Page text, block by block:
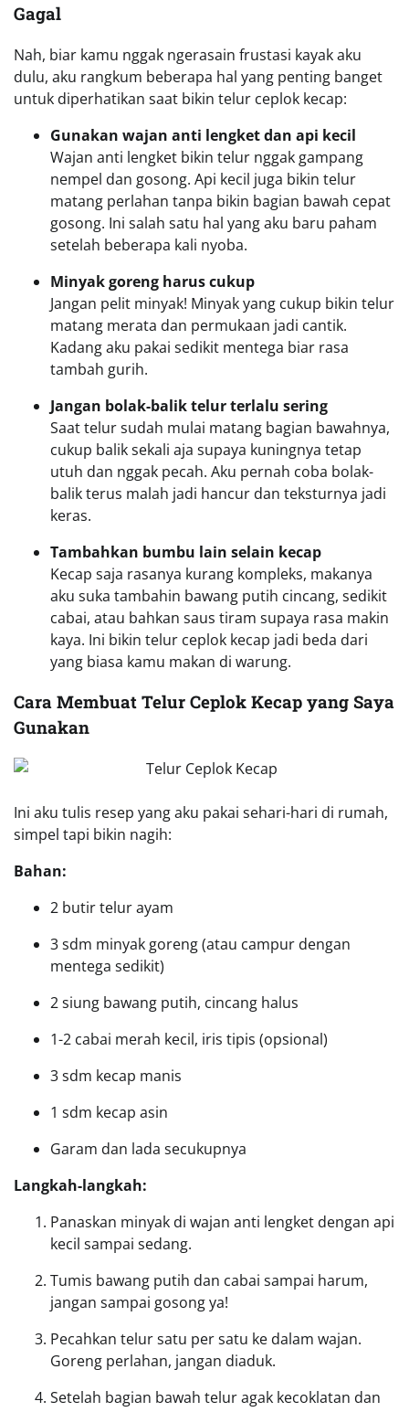
Gagal
Nah, biar kamu nggak ngerasain frustasi kayak aku
dulu, aku rangkum beberapa hal yang penting banget
untuk diperhatikan saat bikin telur ceplok kecap:
Gunakan wajan anti lengket dan api kecil
Wajan anti lengket bikin telur nggak gampang
nempel dan gosong. Api kecil juga bikin telur
matang perlahan tanpa bikin bagian bawah cepat
gosong. Ini salah satu hal yang aku baru paham
setelah beberapa kali nyoba.
Minyak goreng harus cukup
Jangan pelit minyak! Minyak yang cukup bikin telur
matang merata dan permukaan jadi cantik.
Kadang aku pakai sedikit mentega biar rasa
tambah gurih.
Jangan bolak-balik telur terlalu sering
Saat telur sudah mulai matang bagian bawahnya,
cukup balik sekali aja supaya kuningnya tetap
utuh dan nggak pecah. Aku pernah coba bolak-
balik terus malah jadi hancur dan teksturnya jadi
keras.
Tambahkan bumbu lain selain kecap
Kecap saja rasanya kurang kompleks, makanya
aku suka tambahin bawang putih cincang, sedikit
cabai, atau bahkan saus tiram supaya rasa makin
kaya. Ini bikin telur ceplok kecap jadi beda dari
yang biasa kamu makan di warung.
Cara Membuat Telur Ceplok Kecap yang Saya
Gunakan
Ini aku tulis resep yang aku pakai sehari-hari di rumah,
simpel tapi bikin nagih:
Bahan:
2 butir telur ayam
3 sdm minyak goreng (atau campur dengan
mentega sedikit)
2 siung bawang putih, cincang halus
1-2 cabai merah kecil, iris tipis (opsional)
3 sdm kecap manis
1 sdm kecap asin
Garam dan lada secukupnya
Langkah-langkah:
Panaskan minyak di wajan anti lengket dengan api
kecil sampai sedang.
Tumis bawang putih dan cabai sampai harum,
jangan sampai gosong ya!
Pecahkan telur satu per satu ke dalam wajan.
Goreng perlahan, jangan diaduk.
Setelah bagian bawah telur agak kecoklatan dan